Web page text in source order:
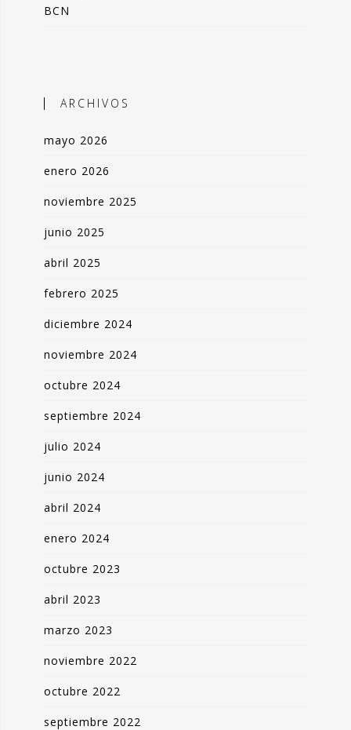
BCN
ARCHIVOS
mayo 2026
enero 2026
noviembre 2025
junio 2025
abril 2025
febrero 2025
diciembre 2024
noviembre 2024
octubre 2024
septiembre 2024
julio 2024
junio 2024
abril 2024
enero 2024
octubre 2023
abril 2023
marzo 2023
noviembre 2022
octubre 2022
septiembre 2022